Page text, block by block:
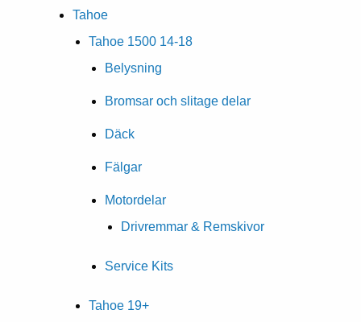
Tahoe
Tahoe 1500 14-18
Belysning
Bromsar och slitage delar
Däck
Fälgar
Motordelar
Drivremmar & Remskivor
Service Kits
Tahoe 19+